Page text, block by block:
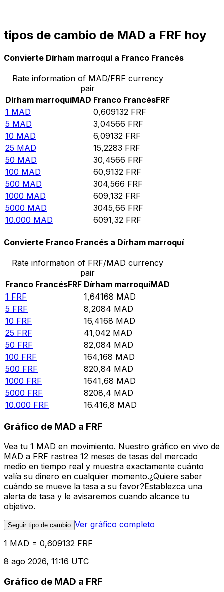
tipos de cambio de MAD a FRF hoy
Convierte Dírham marroquí a Franco Francés
Rate information of MAD/FRF currency
pair
Dírham marroquíMAD Franco FrancésFRF
1 MAD 0,609132 FRF
5 MAD 3,04566 FRF
10 MAD 6,09132 FRF
25 MAD 15,2283 FRF
50 MAD 30,4566 FRF
100 MAD 60,9132 FRF
500 MAD 304,566 FRF
1000 MAD 609,132 FRF
5000 MAD 3045,66 FRF
10.000 MAD 6091,32 FRF
Convierte Franco Francés a Dírham marroquí
Rate information of FRF/MAD currency
pair
Franco FrancésFRF Dírham marroquíMAD
1 FRF 1,64168 MAD
5 FRF 8,2084 MAD
10 FRF 16,4168 MAD
25 FRF 41,042 MAD
50 FRF 82,084 MAD
100 FRF 164,168 MAD
500 FRF 820,84 MAD
1000 FRF 1641,68 MAD
5000 FRF 8208,4 MAD
10.000 FRF 16.416,8 MAD
Gráfico de MAD a FRF
Vea tu 1 MAD en movimiento. Nuestro gráfico en vivo de
MAD a FRF rastrea 12 meses de tasas del mercado
medio en tiempo real y muestra exactamente cuánto
valía su dinero en cualquier momento.¿Quiere saber
cuándo se mueve la tasa a su favor?Establezca una
alerta de tasa y le avisaremos cuando alcance tu
objetivo.
Seguir tipo de cambio Ver gráfico completo
1 MAD = 0,609132 FRF
8 ago 2026, 11:16 UTC
Gráfico de MAD a FRF